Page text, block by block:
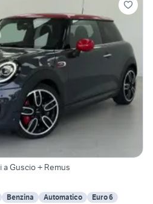
Guscio + Remus
Benzina Automatico
Euro 6